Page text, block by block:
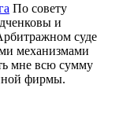
По совету
и
суде
механизмами
мне всю сумму
фирмы.